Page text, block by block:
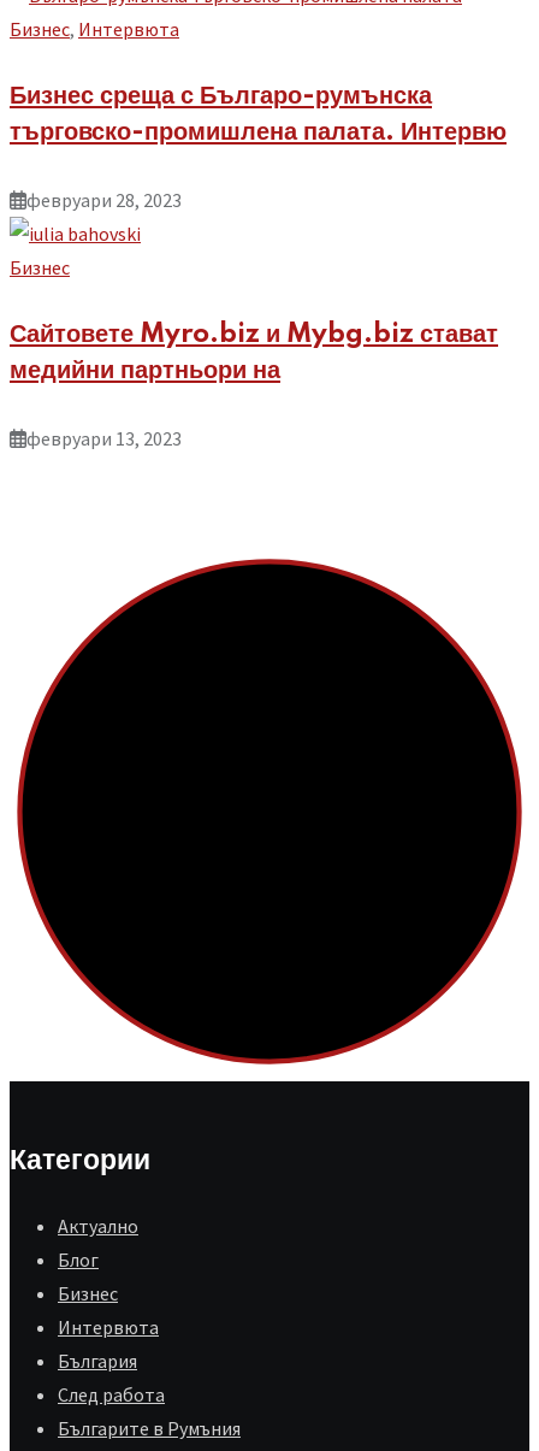
Бизнес, Интервюта
Бизнес среща с Българо-румънска
търговско-промишлена палата. Интервю
февруари 28, 2023
Бизнес
Сайтовете Myro.biz и Mybg.biz стават
медийни партньори на
февруари 13, 2023
Категории
Aктуално
Блог
Бизнес
Интервюта
България
След работа
Българите в Румъния